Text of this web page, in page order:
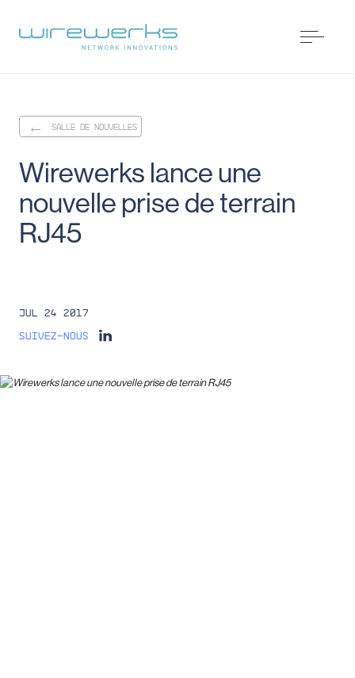
SALLE DE NOUVELLES
Wirewerks lanceune
nouvelle prisedeterrain
RJ45
Jul 24 2017
Suivez-nous